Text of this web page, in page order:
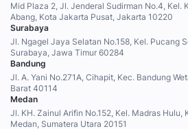
Mid Plaza 2, Jl. Jenderal Sudirman No.4, Kel.
Abang, Kota Jakarta Pusat, Jakarta 10220
Surabaya
Jl. Ngagel Jaya Selatan No.158, Kel. Pucang
Surabaya, Jawa Timur 60284
Bandung
Jl. A. Yani No.271A, Cihapit, Kec. Bandung
Barat 40114
Medan
Jl. KH. Zainul Arifin No.152, Kel. Madras Hulu,
Medan, Sumatera Utara 20151